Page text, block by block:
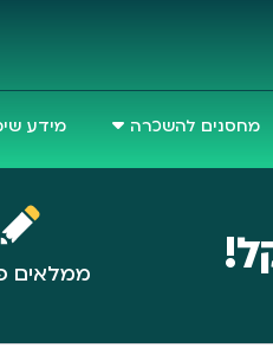
מחסנים להשכרה מידע
ממלאים